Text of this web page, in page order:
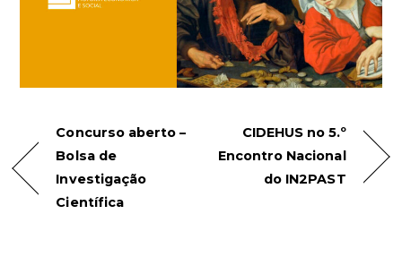
Concurso aberto –
Bolsa de
Investigação
Científica
CIDEHUS no 5.º
Encontro Nacional
do IN2PAST